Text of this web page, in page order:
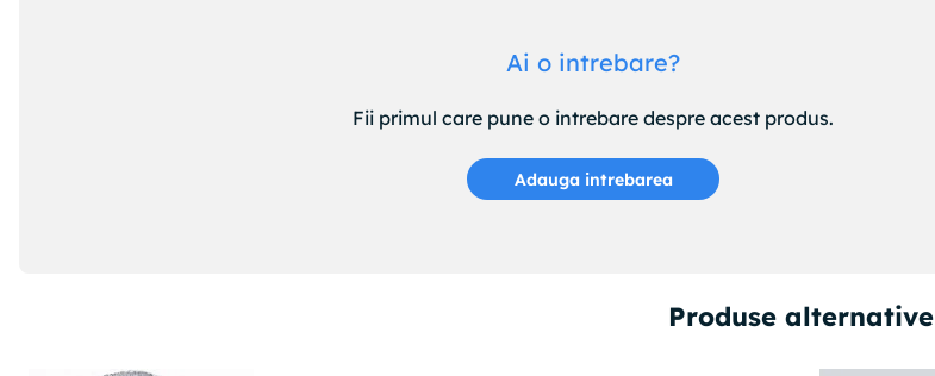
Ai o intrebare?
Fii primul care pune o intrebare despre acest produs.
Adauga intrebarea
Produse alternative